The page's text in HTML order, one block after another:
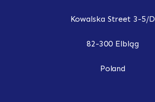
Kowalska Street 3-5/D
82-300 Elbląg
Poland